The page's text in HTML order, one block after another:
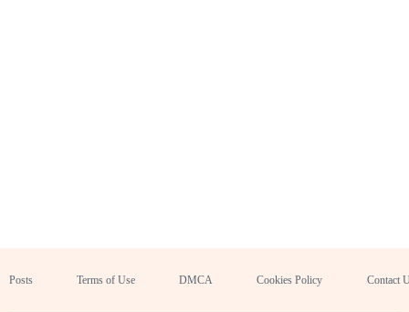
Posts Terms of Use DMCA Cookies Policy Contact